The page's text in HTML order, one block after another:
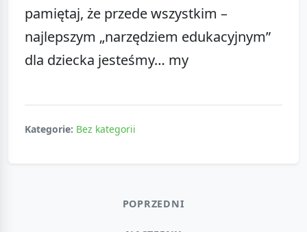
pamiętaj, że przede wszystkim –
najlepszym „narzędziem edukacyjnym”
dla dziecka jesteśmy… my
Kategorie: Bez kategorii
POPRZEDNI